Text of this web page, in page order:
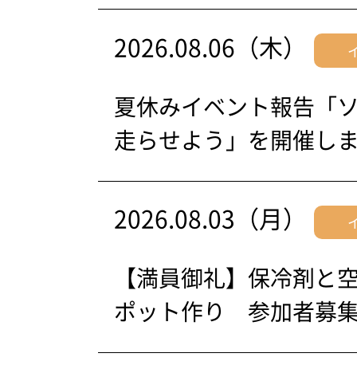
2026.08.06（木）
夏休みイベント報告「
走らせよう」を開催し
2026.08.03（月）
【満員御礼】保冷剤と
ポット作り 参加者募